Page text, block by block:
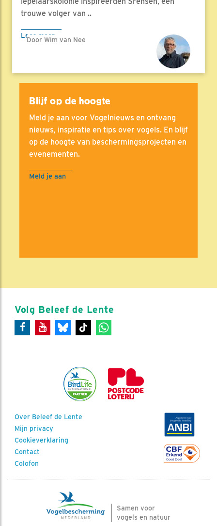
trouwe volger van ..
Lees meer
Door Wim van Nee
Blijf op de hoogte
Meld je aan voor Vogelnieuws en ontvang
nieuws, inspiratie en tips over vogels. En blijf
op de hoogte van beschermingsprojecten en
evenementen.
Meld je aan
Volg Beleef de Lente
Over Beleef de Lente
Mijn privacy
Cookieverklaring
Contact
Colofon
Samen voor
vogels en natuur